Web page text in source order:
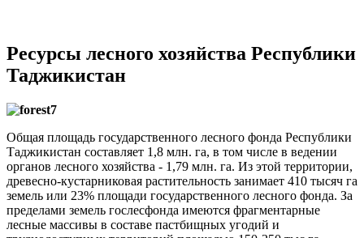
Ресурсы лесного хозяйства Республики
Таджикистан
Общая площадь государственного лесного фонда Республики
Таджикистан составляет 1,8 млн. га, в том числе в ведении
органов лесного хозяйства - 1,79 млн. га. Из этой территории,
древесно-кустарниковая растительность занимает 410 тысяч га
земель или 23% площади государственного лесного фонда. За
пределами земель гослесфонда имеются фрагментарные
лесные массивы в составе пастбищных угодий и